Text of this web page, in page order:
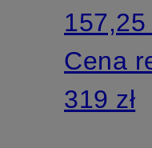
157,25
Cena
319 zł